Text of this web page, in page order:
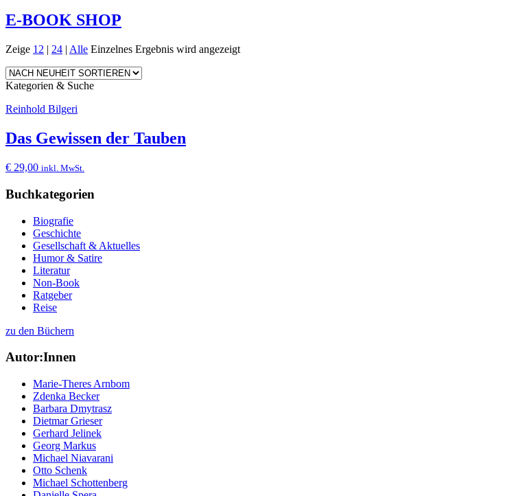
E-BOOK SHOP
Zeige 12 | 24 | Alle Einzelnes Ergebnis wird angezeigt
Kategorien & Suche
Reinhold Bilgeri
Das Gewissen der Tauben
€ 29,00 inkl. MwSt.
Buchkategorien
Biografie
Geschichte
Gesellschaft & Aktuelles
Humor & Satire
Literatur
Non-Book
Ratgeber
Reise
zu den Büchern
Autor:Innen
Marie-Theres Arnbom
Zdenka Becker
Barbara Dmytrasz
Dietmar Grieser
Gerhard Jelinek
Georg Markus
Michael Niavarani
Otto Schenk
Michael Schottenberg